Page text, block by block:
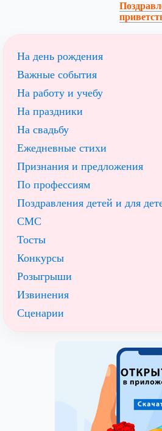
На день рождения
Важные события
На работу и учебу
На праздники
На свадьбу
Ежедневные стихи
Признания и предложения
По профессиям
Поздравления детей и для
СМС
Тосты
Конкурсы
Розыгрыши
Извинения
Сценарии